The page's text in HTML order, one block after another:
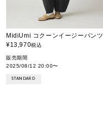
MidiUmi コクーンイージーパンツ
¥13,970税込
販売期間
2025/08/12 20:00〜
STANDARD